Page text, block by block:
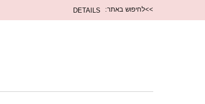
>>לחיפוש באתר: חיפוש